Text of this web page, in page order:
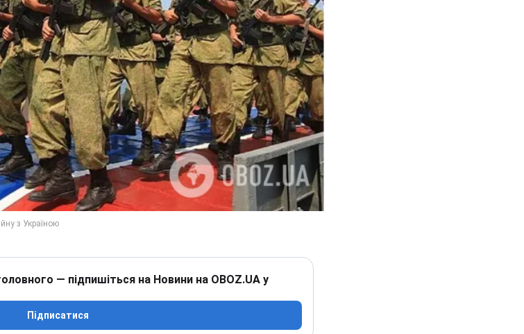
— підпишіться на Новини на OBOZ.UA у
Підписатися